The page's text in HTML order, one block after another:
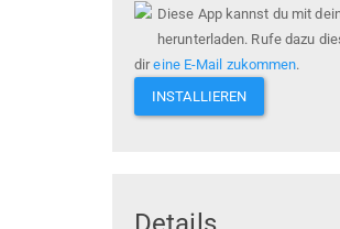
Diese App kannst du mit
herunterladen. Rufe dazu
direine E-Mail zukommen.
INSTALLIEREN